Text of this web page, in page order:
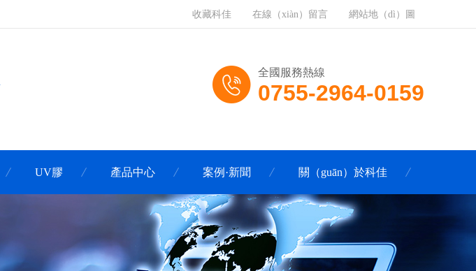
收藏科佳 在線（xiàn）留言 網站地（dì）圖
全國服務熱線
0755-2964-0159
UV膠 產品中心 案例·新聞 關（guān）於科佳